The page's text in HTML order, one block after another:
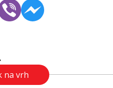
na vrh